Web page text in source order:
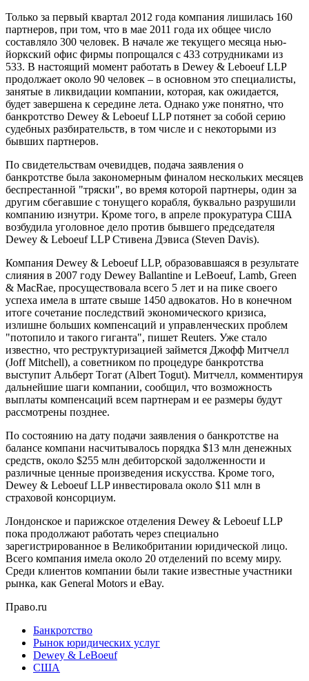
Только за первый квартал 2012 года компания лишилась 160
партнеров, при том, что в мае 2011 года их общее число
составляло 300 человек. В начале же текущего месяца нью-
йоркский офис фирмы попрощался с 433 сотрудниками из
533. В настоящий момент работать в Dewey & Leboeuf LLP
продолжает около 90 человек – в основном это специалисты,
занятые в ликвидации компании, которая, как ожидается,
будет завершена к середине лета. Однако уже понятно, что
банкротство Dewey & Leboeuf LLP потянет за собой серию
судебных разбирательств, в том числе и с некоторыми из
бывших партнеров.
По свидетельствам очевидцев, подача заявления о
банкротстве была закономерным финалом нескольких месяцев
беспрестанной "тряски", во время которой партнеры, один за
другим сбегавшие с тонущего корабля, буквально разрушили
компанию изнутри. Кроме того, в апреле прокуратура США
возбудила уголовное дело против бывшего председателя
Dewey & Leboeuf LLP Стивена Дэвиса (Steven Davis).
Компания Dewey & Leboeuf LLP, образовавшаяся в результате
слияния в 2007 году Dewey Ballantine и LeBoeuf, Lamb, Green
& MacRae, просуществовала всего 5 лет и на пике своего
успеха имела в штате свыше 1450 адвокатов. Но в конечном
итоге сочетание последствий экономического кризиса,
излишне больших компенсаций и управленческих проблем
"потопило и такого гиганта", пишет Reuters. Уже стало
известно, что реструктуризацией займется Джофф Митчелл
(Joff Mitchell), а советником по процедуре банкротства
выступит Альберт Тогат (Albert Togut). Митчелл, комментируя
дальнейшие шаги компании, сообщил, что возможность
выплаты компенсаций всем партнерам и ее размеры будут
рассмотрены позднее.
По состоянию на дату подачи заявления о банкротстве на
балансе компани насчитывалось порядка $13 млн денежных
средств, около $255 млн дебиторской задолженности и
различные ценные произведения искусства. Кроме того,
Dewey & Leboeuf LLP инвестировала около $11 млн в
страховой консорциум.
Лондонское и парижское отделения Dewey & Leboeuf LLP
пока продолжают работать через специально
зарегистрированное в Великобритании юридической лицо.
Всего компания имела около 20 отделений по всему миру.
Среди клиентов компании были такие известные участники
рынка, как General Motors и eBay.
Право.ru
Банкротство
Рынок юридических услуг
Dewey & LeBoeuf
США